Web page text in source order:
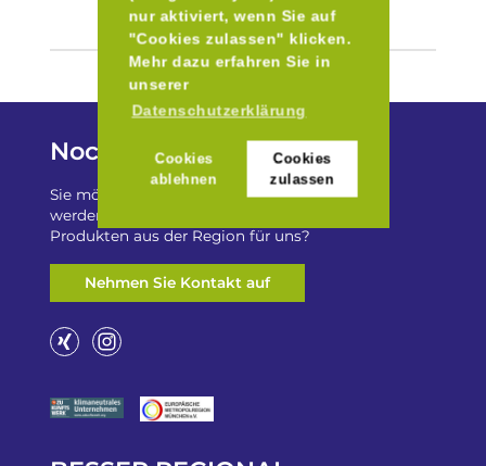
nur aktiviert, wenn Sie auf
"Cookies zulassen" klicken.
Mehr dazu erfahren Sie in
unserer
Datenschutzerklärung
Cookies
ablehnen
Cookies
zulassen
Noch Fragen?
Sie möchten auf „Besser Regional“ gelistet
werden? Oder haben Sie einen Freizeittip zu
Produkten aus der Region für uns?
Nehmen Sie Kontakt auf